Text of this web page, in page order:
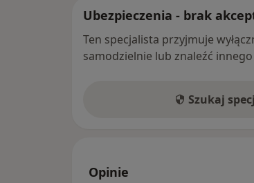
Ubezpieczenia - brak
Ten specjalista przyjmuje
samodzielnie lub znaleźć
Szukaj
Opinie